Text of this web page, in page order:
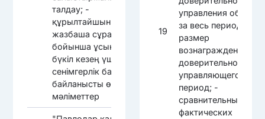
талдау; -
құрылтайшының
жазбаша сұрау салуы
бойынша ұсынылатын
бүкіл кезең үшін
сенімгерлік басқаруға
байланысты өзге де
мәліметтер
19
управления
за весь период; -
размер
вознаграждения
доверительного
управляющего за
период; -
сравнительный
фактических